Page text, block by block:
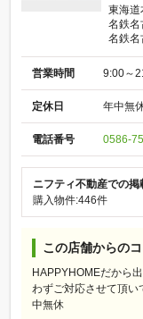
東海道
名鉄名
名鉄名
営業時間 9:00～
定休日 年中無
電話番号 0586-
ニフティ不動産での掲
購入物件:446件
この店舗からの
HAPPYHOMEだから
わずご対応させて頂い
中無休